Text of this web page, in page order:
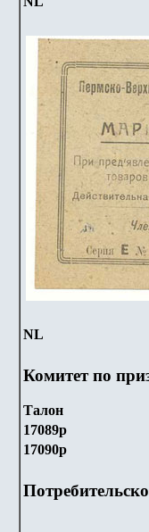
NL
Комитет по
Талон
17089р
17090р